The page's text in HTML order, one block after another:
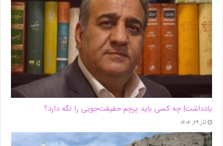
یادداشت| ‌چه کسی باید پرچم حقیقت‌جویی را نگه دارد؟
آذر ۲۹, ۱۴۰۴